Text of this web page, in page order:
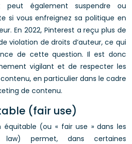
peut également suspendre ou
si vous enfreignez sa politique en
En 2022, Pinterest a reçu plus de
violation de droits d’auteur, ce qui
de cette question. Il est donc
vigilant et de respecter les
en particulier dans le cadre
de contenu.
(fair use)
équitable (ou « fair use » dans les
permet, dans certaines